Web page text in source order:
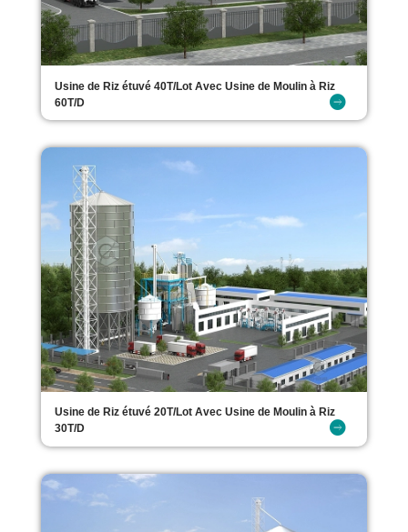
Usine de Riz étuvé 40T/Lot Avec Usine de Moulin à Riz
60T/D
Usine de Riz étuvé 20T/Lot Avec Usine de Moulin à Riz
30T/D